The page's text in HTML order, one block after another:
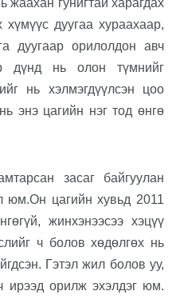
жаахан гунигтай харагдах
дуугаа хураахаар,
дуугаар орилолдон авч
дүнд нь олон түмнийг
нь хэлмэгдүүлсэн цоо
энэ цагийн нэг тод өнгө
засагбайгуулан
юм.Он цагийн хувьд 2011
жинхэнээсээ хэцүү
ч болов хөдөлгөх нь
Гэтэл жил болов уу,
ирээд орилж эхэлдэг юм.